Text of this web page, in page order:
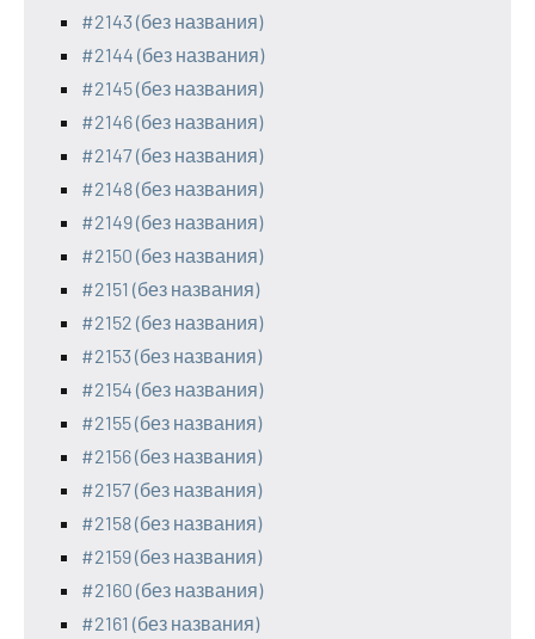
#2143 (без названия)
#2144 (без названия)
#2145 (без названия)
#2146 (без названия)
#2147 (без названия)
#2148 (без названия)
#2149 (без названия)
#2150 (без названия)
#2151 (без названия)
#2152 (без названия)
#2153 (без названия)
#2154 (без названия)
#2155 (без названия)
#2156 (без названия)
#2157 (без названия)
#2158 (без названия)
#2159 (без названия)
#2160 (без названия)
#2161 (без названия)